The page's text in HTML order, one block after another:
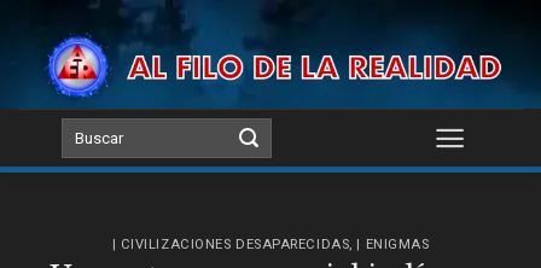
content
| CIVILIZACIONES DESAPARECIDAS, | ENIGMAS